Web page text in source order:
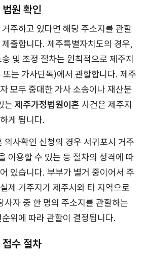
원 확인
주하고 있다면 해당 주소지를 관할
출합니다. 제주특별자치도의 경우,
및 조정 절차는 원칙적으로 제주지
는 가사단독)에서 관할합니다. 제주
모두 중대한 가사 소송이나 재산분
는 제주가정법원이혼 사건은 제주지
게 됩니다.
의사확인 신청의 경우 서귀포시 거주
이용할 수 있는 등 절차의 성격에 따
있습니다. 부부가 별거 중이어서 주
제 거주지가 제주시와 타 지역으로
사자 중 한 명의 주소지를 관할하는
위에 따라 관할이 결정됩니다.
수 절차